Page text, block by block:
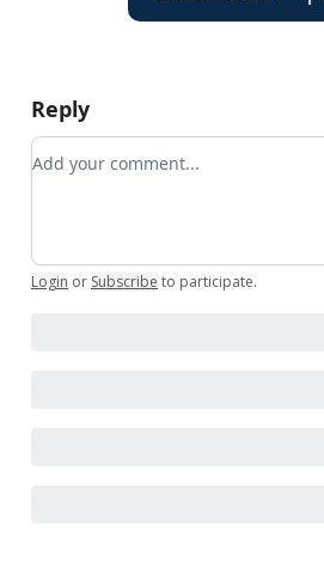
Reply
Add your comment
Login or Subscribe to participate.